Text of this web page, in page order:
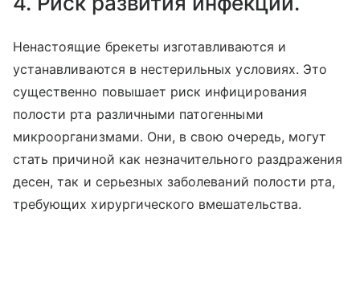
Ненастоящие брекеты изготавливаются и
устанавливаются в нестерильных условиях. Это
существенно повышает риск инфицирования
полости рта различными патогенными
микроорганизмами. Они, в свою очередь, могут
стать причиной как незначительного раздражения
десен, так и серьезных заболеваний полости рта,
требующих хирургического вмешательства.